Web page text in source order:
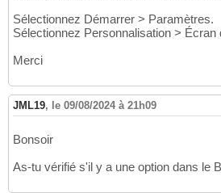
Sélectionnez Démarrer > Paramètres.
Sélectionnez Personnalisation > Écran
Merci
JML19, le 09/08/2024 à 21h09
Bonsoir
As-tu vérifié s'il y a une option dans le